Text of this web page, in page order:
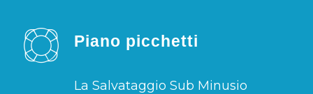
Piano picchetti
La Salvataggio Sub Minusio